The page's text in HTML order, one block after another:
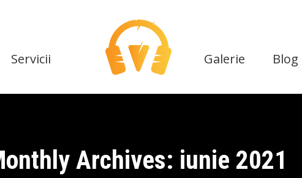
Servicii Galerie Blog
Archives: iunie 2021